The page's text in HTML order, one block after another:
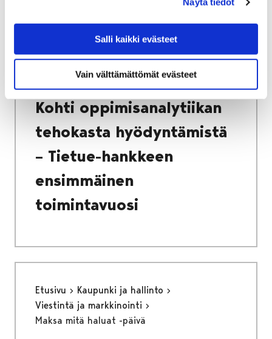
Salli kaikki evästeet
Vain välttämättömät evästeet
hyödyntämistä – Tietue-hankkeen
ensimmäinen toimintavuosi
Kohti oppimisanalytiikan
tehokasta hyödyntämistä
– Tietue-hankkeen
ensimmäinen
toimintavuosi
Etusivu
Kaupunki ja hallinto
Viestintä ja markkinointi
Maksa mitä haluat -päivä